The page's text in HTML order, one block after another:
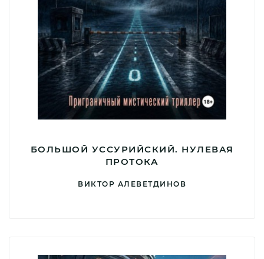
БОЛЬШОЙ УССУРИЙСКИЙ. НУЛЕВАЯ
ПРОТОКА
ВИКТОР АЛЕВЕТДИНОВ